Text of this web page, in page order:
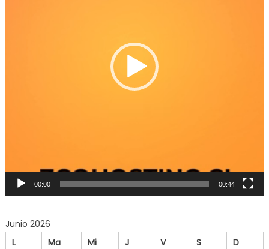
00:00 00:44
Junio 2026
L
Ma Mi J V S
D